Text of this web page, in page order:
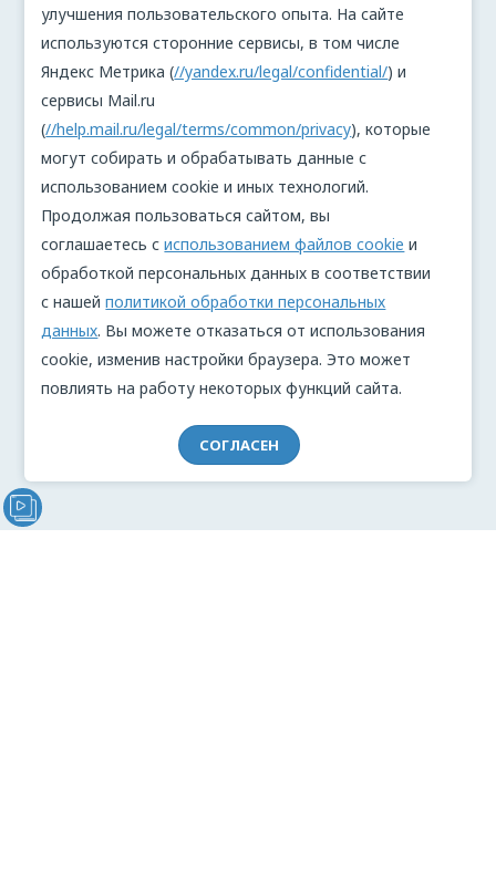
улучшения пользовательского опыта. На сайте
используются сторонние сервисы, в том числе
Яндекс Метрика (//yandex.ru/legal/confidential/) и
сервисы Mail.ru
(//help.mail.ru/legal/terms/common/privacy), которые
могут собирать и обрабатывать данные с
использованием cookie и иных технологий.
Продолжая пользоваться сайтом, вы
соглашаетесь сиспользованием файлов cookie и
обработкой персональных данных в соответствии
с нашейполитикой обработки персональных
данных. Вы можете отказаться от использования
cookie, изменив настройки браузера. Это может
повлиять на работу некоторых функций сайта.
СОГЛАСЕН